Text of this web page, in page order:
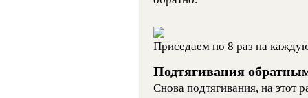
Приседаем по 8 раз на
Подтягивания
Снова подтягивания, на этот